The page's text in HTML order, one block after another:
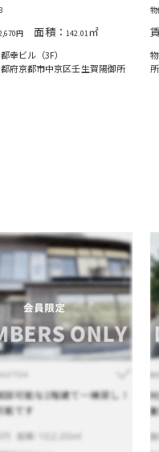
円 面積： 142.01㎡
幸ビル（3F）
府京都市中京区壬生賀陽御所
物